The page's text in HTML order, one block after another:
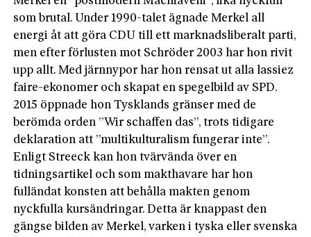
som brutal. Under 1990-talet ägnade Merkel all
energi åt att göra CDU till ett marknadsliberalt parti,
men efter förlusten mot Schröder 2003 har hon rivit
upp allt. Med järnnypor har hon rensat ut alla lassiez
faire-ekonomer och skapat en spegelbild av SPD.
2015 öppnade hon Tysklands gränser med de
berömda orden ”Wir schaffen das”, trots tidigare
deklaration att ”multikulturalism fungerar inte”.
Enligt Streeck kan hon tvärvända över en
tidningsartikel och som makthavare har hon
fulländat konsten att behålla makten genom
nyckfulla kursändringar. Detta är knappast den
gängse bilden av Merkel, varken i tyska eller svenska